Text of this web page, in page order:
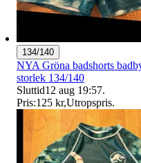
134/140
NYA Gröna badshorts
storlek 134/140
Sluttid12 aug 19:57.
Pris:125 kr,Utropspris.